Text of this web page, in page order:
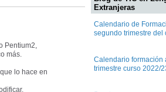
Pentium2,
más.
lo hace en
Extranjeras
Calendario de
segundo trimestre del
Calendario formación
trimestre curso 2022/